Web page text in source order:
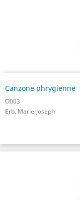
Canzone phrygienne
O003
Erb, Marie-Joseph